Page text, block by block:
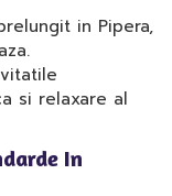
in Pipera,
si relaxare al
In